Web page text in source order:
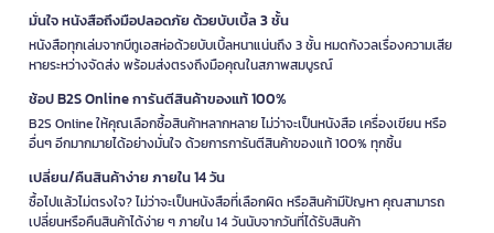
มั่นใจ หนังสือถึงมือปลอดภัย ด้วยบับเบิ้ล 3 ชั้น
หนังสือทุกเล่มจากบีทูเอสห่อด้วยบับเบิ้ลหนาแน่นถึง 3 ชั้น หมดกังวลเรื่องความเสีย
หายระหว่างจัดส่ง พร้อมส่งตรงถึงมือคุณในสภาพสมบูรณ์
ช้อป B2S Online การันตีสินค้าของแท้ 100%
B2S Online ให้คุณเลือกซื้อสินค้าหลากหลาย ไม่ว่าจะเป็นหนังสือ เครื่องเขียน หรือ
อื่นๆ อีกมากมายได้อย่างมั่นใจ ด้วยการการันตีสินค้าของแท้ 100% ทุกชิ้น
เปลี่ยน/คืนสินค้าง่าย ภายใน 14 วัน
ซื้อไปแล้วไม่ตรงใจ? ไม่ว่าจะเป็นหนังสือที่เลือกผิด หรือสินค้ามีปัญหา คุณสามารถ
เปลี่ยนหรือคืนสินค้าได้ง่าย ๆ ภายใน 14 วันนับจากวันที่ได้รับสินค้า